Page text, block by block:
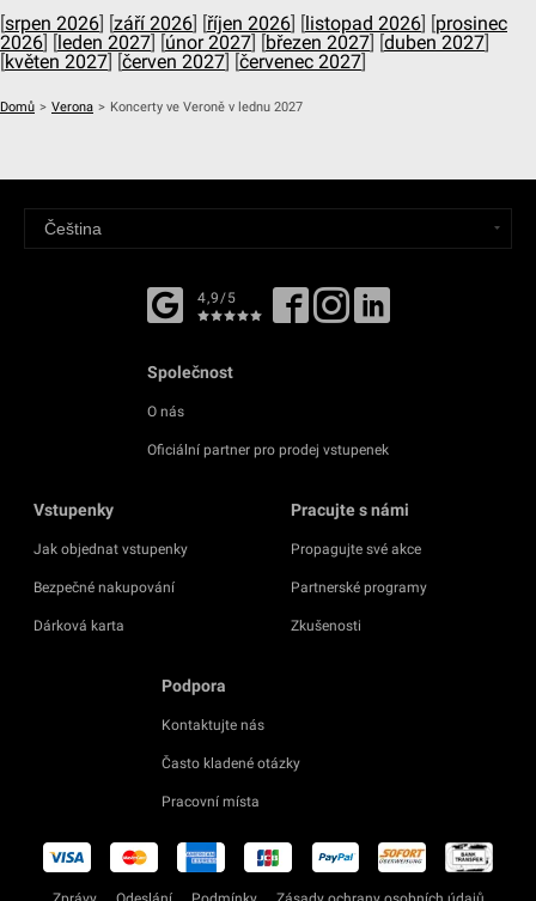
[srpen 2026] [září 2026] [říjen 2026] [listopad 2026] [prosinec
2026] [leden 2027] [únor 2027] [březen 2027] [duben 2027]
[květen 2027] [červen 2027] [červenec 2027]
Domů > Verona > Koncerty ve Veroně v lednu 2027
4,9/5
Společnost
O nás
Oficiální partner pro prodej vstupenek
Vstupenky
Jak objednat vstupenky
Bezpečné nakupování
Dárková karta
Pracujte s námi
Propagujte své akce
Partnerské programy
Zkušenosti
Podpora
Kontaktujte nás
Často kladené otázky
Pracovní místa